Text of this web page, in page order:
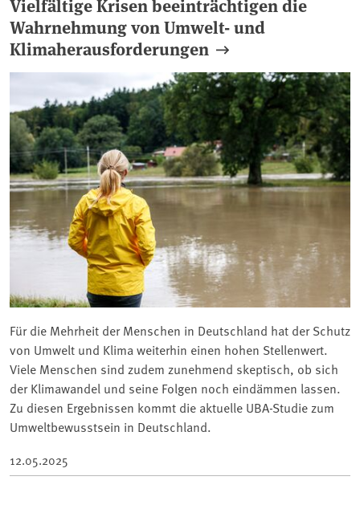
Vielfältige Krisen beeinträchtigen die
Wahrnehmung von Umwelt- und
Klimaherausforderungen
Für die Mehrheit der Menschen in Deutschland hat der Schutz
von Umwelt und Klima weiterhin einen hohen Stellenwert.
Viele Menschen sind zudem zunehmend skeptisch, ob sich
der Klimawandel und seine Folgen noch eindämmen lassen.
Zu diesen Ergebnissen kommt die aktuelle UBA-Studie zum
Umweltbewusstsein in Deutschland.
12.05.2025